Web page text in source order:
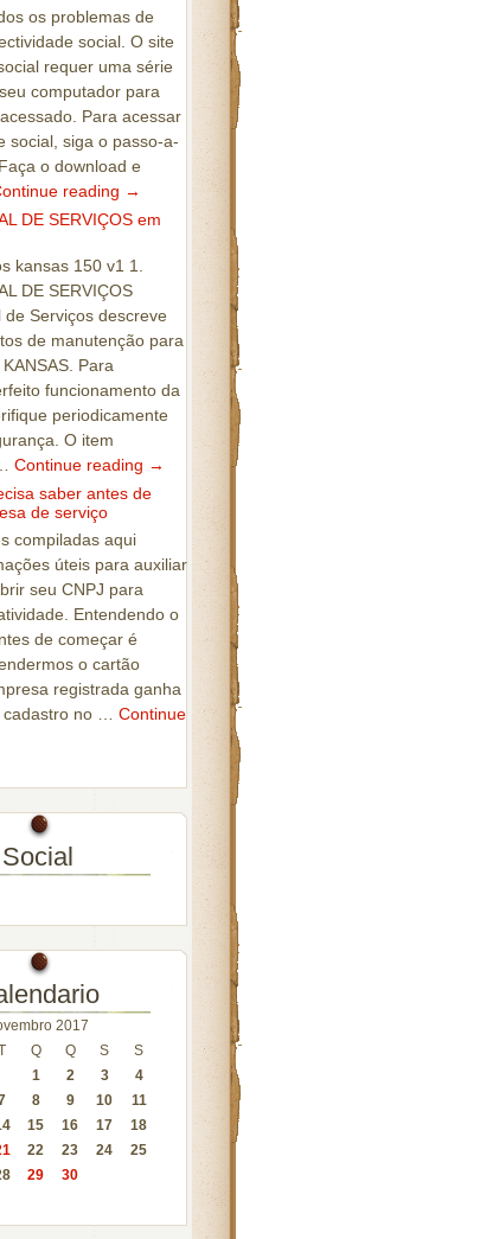
os problemas de
social. O site
requer uma série
computador para
Para acessar
social, siga o passo-a-
o download e
reading →
DE SERVIÇOS em
kansas 150 v1 1.
DE SERVIÇOS
de Serviços descreve
de manutenção para
Para
funcionamento da
periodicamente
O item
Continue reading →
saber antes de
de serviço
compiladas aqui
úteis para auxiliar
seu CNPJ para
Entendendo o
de começar é
o cartão
registrada ganha
no … Continue
Social
2017
Q Q S
S
1
2 3
4
8 9 10
11
15 16 17
18
22 23 24
25
29 30